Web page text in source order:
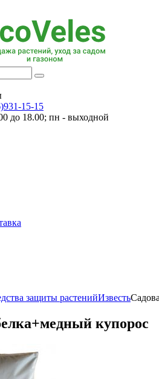
15-15
до 18.00; пн - выходной
защиты растенийИзвесть
купорос